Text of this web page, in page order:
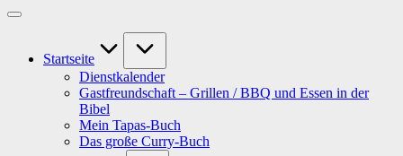
Startseite
Dienstkalender
Gastfreundschaft – Grillen / BBQ und Essen in der
Bibel
Mein Tapas-Buch
Das große Curry-Buch